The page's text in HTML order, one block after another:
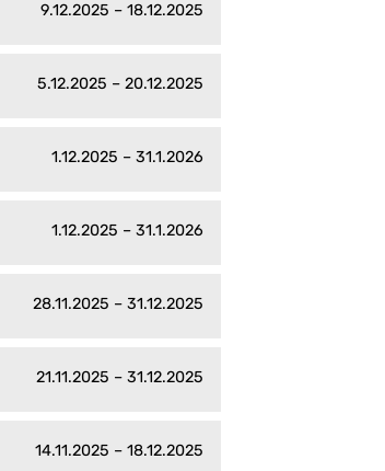
9.12.2025 – 18.12.2025
5.12.2025 – 20.12.2025
1.12.2025 – 31.1.2026
1.12.2025 – 31.1.2026
28.11.2025 – 31.12.2025
21.11.2025 – 31.12.2025
14.11.2025 – 18.12.2025